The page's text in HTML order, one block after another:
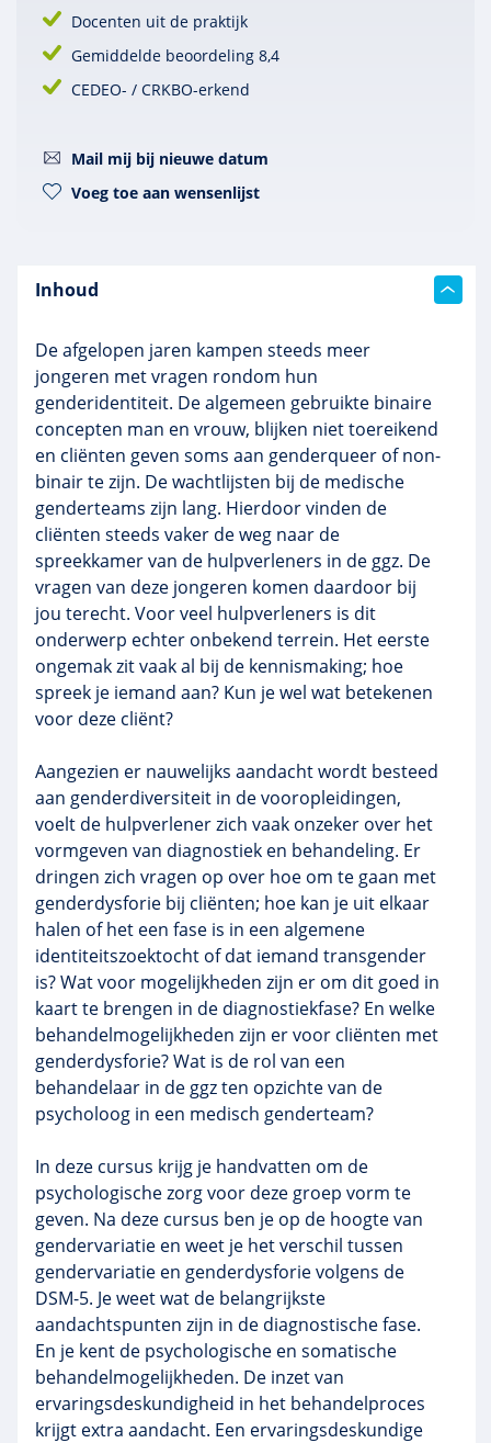
Docenten uit de praktijk
Gemiddelde beoordeling 8,4
CEDEO- / CRKBO-erkend
Mail mij bij nieuwe datum
Voeg toe aan wensenlijst
Inhoud
De afgelopen jaren kampen steeds meer
jongeren met vragen rondom hun
genderidentiteit. De algemeen gebruikte binaire
concepten man en vrouw, blijken niet toereikend
en cliënten geven soms aan genderqueer of non-
binair te zijn. De wachtlijsten bij de medische
genderteams zijn lang. Hierdoor vinden de
cliënten steeds vaker de weg naar de
spreekkamer van de hulpverleners in de ggz. De
vragen van deze jongeren komen daardoor bij
jou terecht. Voor veel hulpverleners is dit
onderwerp echter onbekend terrein. Het eerste
ongemak zit vaak al bij de kennismaking; hoe
spreek je iemand aan? Kun je wel wat betekenen
voor deze cliënt?
Aangezien er nauwelijks aandacht wordt besteed
aan genderdiversiteit in de vooropleidingen,
voelt de hulpverlener zich vaak onzeker over het
vormgeven van diagnostiek en behandeling. Er
dringen zich vragen op over hoe om te gaan met
genderdysforie bij cliënten; hoe kan je uit elkaar
halen of het een fase is in een algemene
identiteitszoektocht of dat iemand transgender
is? Wat voor mogelijkheden zijn er om dit goed in
kaart te brengen in de diagnostiekfase? En welke
behandelmogelijkheden zijn er voor cliënten met
genderdysforie? Wat is de rol van een
behandelaar in de ggz ten opzichte van de
psycholoog in een medisch genderteam?
In deze cursus krijg je handvatten om de
psychologische zorg voor deze groep vorm te
geven. Na deze cursus ben je op de hoogte van
gendervariatie en weet je het verschil tussen
gendervariatie en genderdysforie volgens de
DSM-5. Je weet wat de belangrijkste
aandachtspunten zijn in de diagnostische fase.
En je kent de psychologische en somatische
behandelmogelijkheden. De inzet van
ervaringsdeskundigheid in het behandelproces
krijgt extra aandacht. Een ervaringsdeskundige